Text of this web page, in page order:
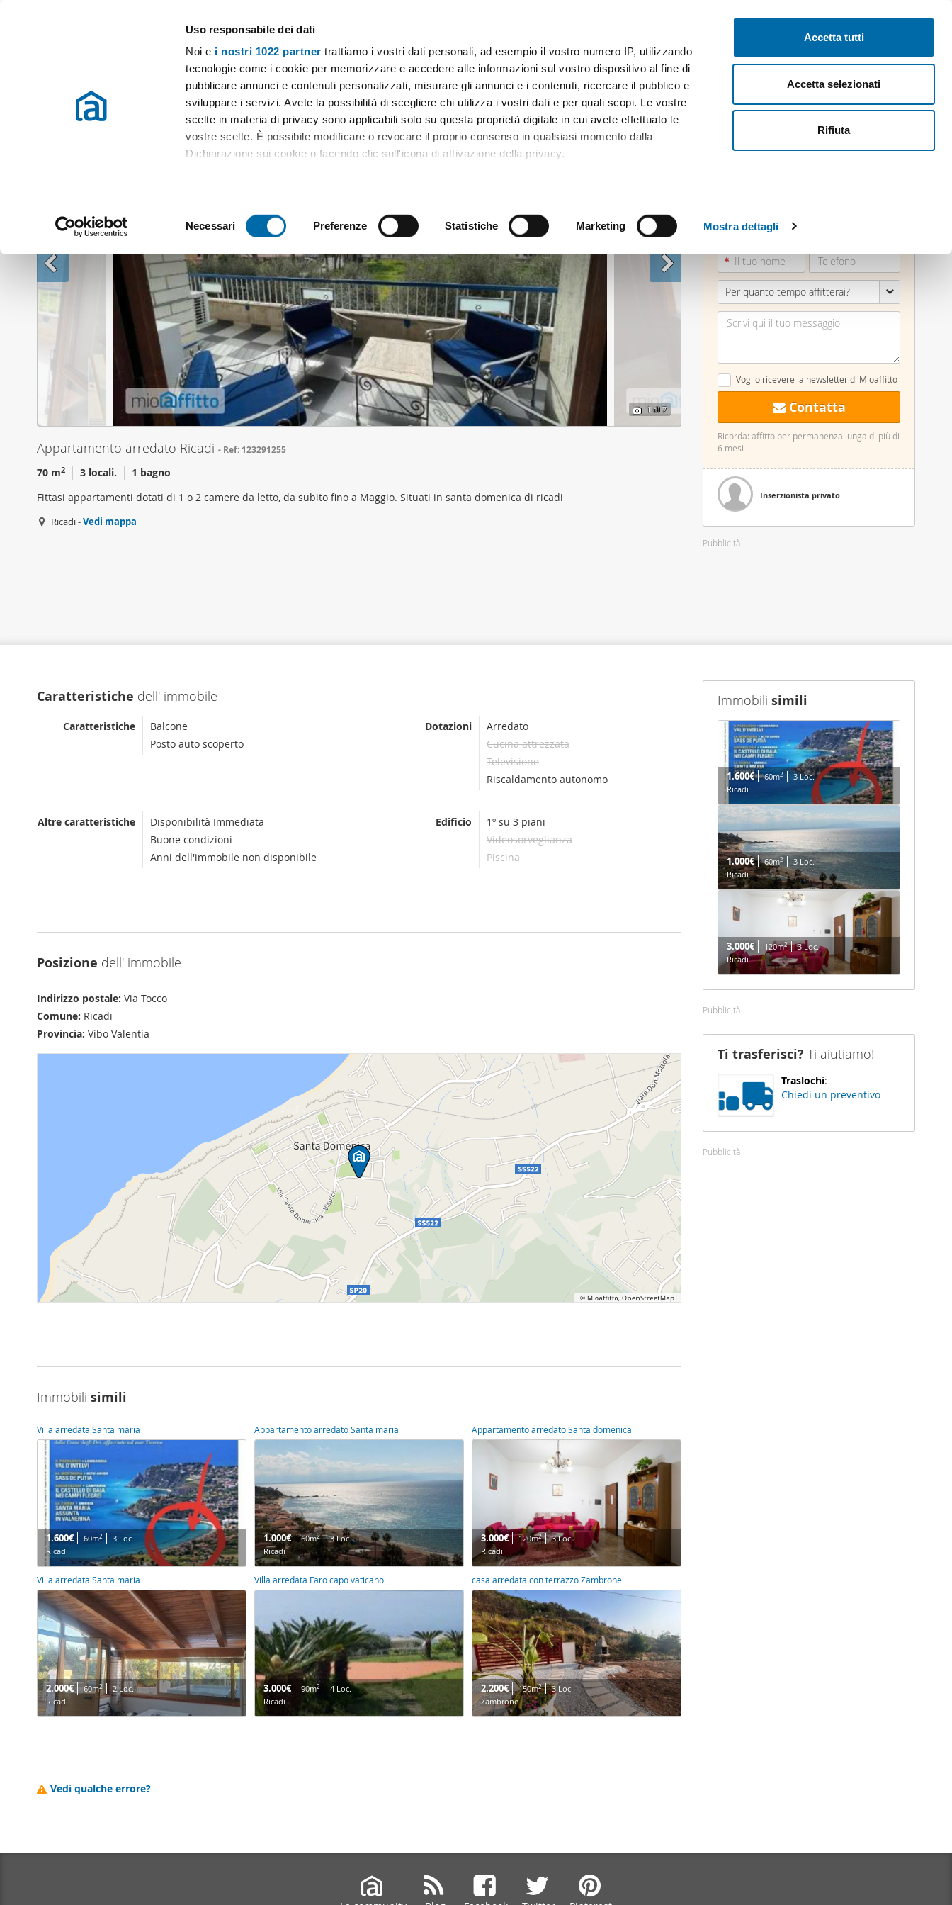
Uso responsabile dei dati
Noi e i nostri 1022 partner trattiamo i vostri dati personali, ad esempio il vostro numero IP, utilizzando
tecnologie come i cookie per memorizzare e accedere alle informazioni sul vostro dispositivo al fine di
pubblicare annunci e contenuti personalizzati, misurare gli annunci e i contenuti, ricercare il pubblico e
sviluppare i servizi. Avete la possibilità di scegliere chi utilizza i vostri dati e per quali scopi. Le vostre
scelte in materia di privacy sono applicabili solo su questa proprietà digitale in cui avete effettuato le
vostre scelte. È possibile modificare o revocare il proprio consenso in qualsiasi momento dalla
Dichiarazione sui cookie o facendo clic sull'icona di attivazione della privacy.
Identificare il tuo dispositivo, scansionandolo attivamente alla ricerca di caratteristiche specifiche
(impronte digitali).
Approfondisci come vengono elaborati i tuoi dati personali e imposta le tue preferenze nella
sezione
dettagli. Puoi modificare o ritirare il tuo consenso in qualsiasi momento dalla Dichiarazione sui cookie.
Utilizziamo i cookie per personalizzare contenuti ed annunci, per fornire funzionalità dei social media e
per analizzare il nostro traffico. Condividiamo inoltre informazioni sul modo in cui utilizza il nostro sito
con i nostri partner che si occupano di analisi dei dati web, pubblicità e social media, i quali potrebbero
combinarle con altre informazioni che ha fornito loro o che hanno raccolto dal suo utilizzo dei loro
servizi.
e
e
z
i
o
n
e
d
e
l
n
Necessari Preferenze Statistiche Marketing Mostra dettagli
Accetta tutti
Accetta selezionati
Rifiuta
Case e appartamenti in affitto in tutta Italia
Pubblica gratis Inizia sessione
Appartamento arredato Ricadi
1 di 7
Per quanto tempo affitterai?
Voglio ricevere la newsletter di Mioaffitto
Contatta
Ricorda: affitto per permanenza lunga di più di
6 mesi
Inserzionista privato
Pubblicità
Appartamento arredato Ricadi Ref: 123291255
70 m2 3 locali.
1 bagno
Fittasi appartamenti dotati di 1 o 2 camere da letto, da subito fino a Maggio. Situati in santa domenica di ricadi
Ricadi -Vedi mappa
Caratteristiche dell' immobile
Caratteristiche
Balcone
Posto auto scoperto
Dotazioni
Arredato
Cucina attrezzata
Televisione
Riscaldamento autonomo
Altre caratteristiche
Disponibilità Immediata
Buone condizioni
Anni dell'immobile non disponibile
Edificio
1º su 3 piani
Videosorveglianza
Piscina
Posizione dell' immobile
Indirizzo postale: Via Tocco
Comune: Ricadi
Provincia: Vibo Valentia
Immobili simili
Villa arredata Santa maria
1.600€ 60m2
3 Loc.
Ricadi
Appartamento arredato Santa maria
1.000€ 60m2
3 Loc.
Ricadi
Appartamento arredato Santa domenica
3.000€ 120m2
3 Loc.
Ricadi
Villa arredata Santa maria
2.000€ 60m2
2 Loc.
Ricadi
Villa arredata Faro capo vaticano
3.000€ 90m2
4 Loc.
Ricadi
casa arredata con terrazzo Zambrone
2.200€ 150m2
3 Loc.
Zambrone
Vedi qualche errore?
Immobili simili
1.600€ 60m2
3 Loc.
Ricadi
1.000€ 60m2
3 Loc.
Ricadi
3.000€ 120m2
3 Loc.
Ricadi
Pubblicità
Ti trasferisci? Ti aiutiamo!
Traslochi:
Chiedi un preventivo
Pubblicità